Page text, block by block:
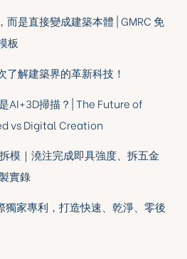
是直接變成建築本體 | GMRC 免
板
解建築界的革新科技！
AI+3D掃描？| The Future of
vs Digital Creation
模｜澆注完成即具強度、拆五金
實錄
獨家專利，打造快速、乾淨、零後